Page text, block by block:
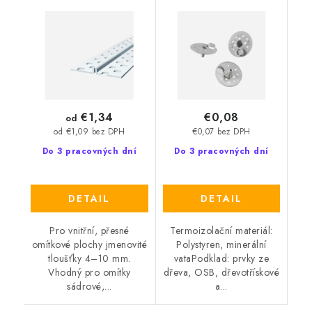
Do 3 pracovných dní
od €1,09 bez DPH
od €1,34
DETAIL
Pro vnitřní, přesné
omítkové plochy jmenovité
tloušťky 4–10 mm.
Vhodný pro omítky
sádrové,...
Do 3 pracovných dní
€0,07 bez DPH
€0,08
DETAIL
Termoizolační materiál:
Polystyren, minerální
vataPodklad: prvky ze
dřeva, OSB, dřevotřískové
a...